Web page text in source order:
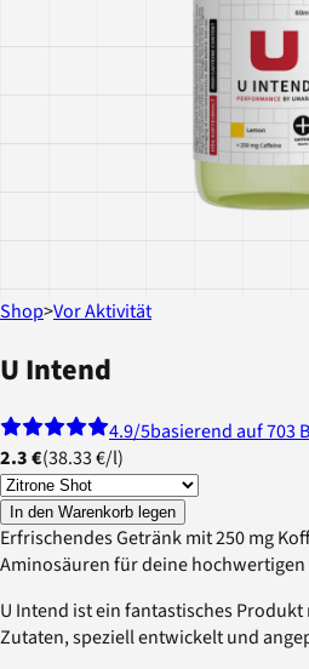
Shop>Vor Aktivität
U Intend
4.9/5basierend auf 703
2.3 €(38.33 €/l)
In den Warenkorb legen
Erfrischendes Getränk mit 250 mg
Aminosäuren für deine
U Intend ist ein fantastisches
Zutaten, speziell entwickelt und